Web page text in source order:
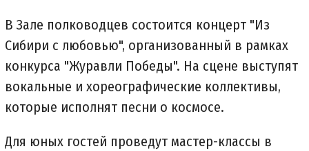
В Зале полководцев состоится концерт "Из
Сибири с любовью", организованный в рамках
конкурса "Журавли Победы". На сцене выступят
вокальные и хореографические коллективы,
которые исполнят песни о космосе.
Для юных гостей проведут мастер-классы в